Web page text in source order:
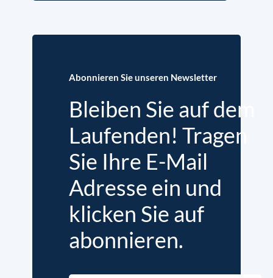
Abonnieren Sie unseren Newsletter
Bleiben Sie auf dem
Laufenden! Tragen
Sie Ihre E-Mail
Adresse ein und
klicken Sie auf
abonnieren.